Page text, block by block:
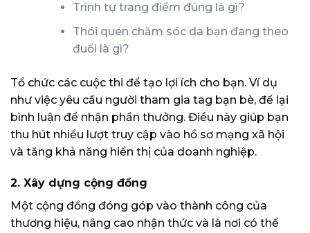
Trình tự trang điểm đúng là gì?
Thói quen chăm sóc da bạn đang theo
đuổi là gì?
Tổ chức các cuộc thi để tạo lợi ích cho bạn. Ví dụ
như việc yêu cầu người tham gia tag bạn bè, để lại
bình luận để nhận phần thưởng. Điều này giúp bạn
thu hút nhiều lượt truy cập vào hồ sơ mạng xã hội
và tăng khả năng hiển thị của doanh nghiệp.
2. Xây dựng cộng đồng
Một cộng đồng đóng góp vào thành công của
thương hiệu, nâng cao nhận thức và là nơi có thể